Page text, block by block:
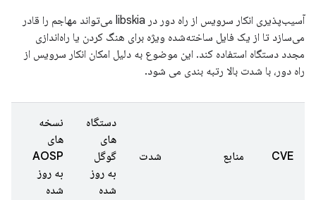
آسیب‌پذیری انکار سرویس از راه دور در libskia می‌تواند مهاجم را قادر
می‌سازد تا از یک فایل ساخته‌شده ویژه برای هنگ کردن یا راه‌اندازی
مجدد دستگاه استفاده کند. این موضوع به دلیل امکان انکار سرویس از
راه دور، با شدت بالا رتبه بندی می شود.
CVE منابع شدت
دستگاه
های
گوگل
به روز
شده
نسخه
های
AOSP
به روز
شده